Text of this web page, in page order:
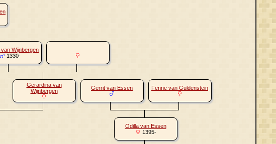
Wijnbergen
1330-
Gerardina van
Wijnbergen
Gerrit van Essen Fenne van Guldenstein
Odilla van Essen
1395-